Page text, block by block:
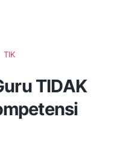
TIK
TIDAK